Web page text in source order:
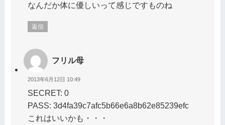
なんだか体に優しいって感じですものね
返信
フリル母
2013年6月12日 10:49
SECRET: 0
PASS: 3d4fa39c7afc5b66e6a8b62e85239efc
これはいいかも・・・